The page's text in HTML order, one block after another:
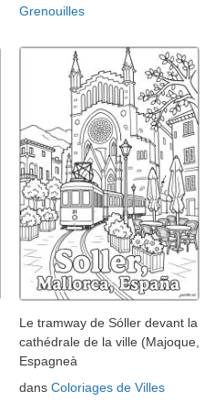
Grenouilles
Le tramway de Sóller devant la
cathédrale de la ville (Majoque,
Espagneà
dans Coloriages de Villes